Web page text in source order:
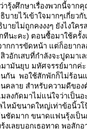
รุ้งศึกษาเรื่องพวกนี้จาก
บายไว้เข้าใจมากๆเกี่ยวกั
ายไม่ถูกคงงงๆ ยังไงใค
นะคะ) ตอนซื้อมาใช้ครั้ง
กการขัดหน้า แต่ก็อยากล
อักเสบที่กำลังจะปูดมาเ
มามันยุบ มหัศจรรย์มากค่
กัน พอใช้สักพักก็ไม่ร้อน
คลาย สำหรับความดีของ
งกัดมาไม่แน่ใจว่าเป็นอ
หม้ขนาดใหญ่เท่าข้อนิ้วโ
ชัดมาก ขนาดแฟนรุ้งเป็
งเลยบอกเธอทาดู พอสักอ